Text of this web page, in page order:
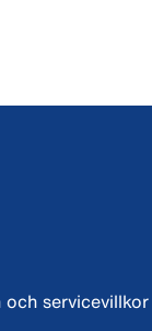
servicevillkor